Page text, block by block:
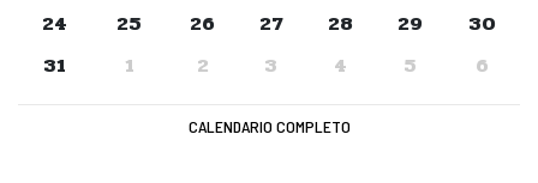
24
25 26 27 28 29
30
31
1 2 3 4 5 6
CALENDARIO COMPLETO